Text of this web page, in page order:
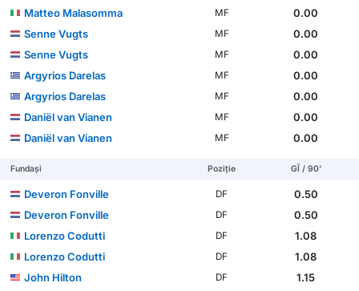
Matteo Malasomma
MF
0.00
Senne Vugts
MF
0.00
Senne Vugts
MF
0.00
Argyrios Darelas
MF
0.00
Argyrios Darelas
MF
0.00
Daniël van Vianen
MF
0.00
Daniël van Vianen
MF 0.00
Fundași Poziție GÎ / 90'
Deveron Fonville DF
0.50
Deveron Fonville
DF
0.50
Lorenzo Codutti
DF
1.08
Lorenzo Codutti
DF
1.08
John Hilton
DF
1.15